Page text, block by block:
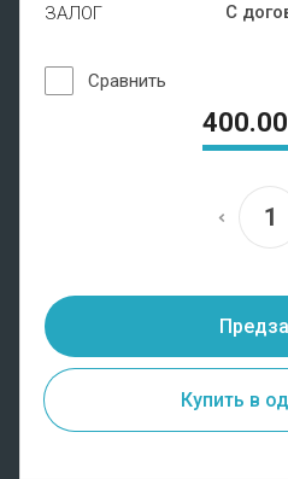
400.00
Купить в
ЗАЛОГ С
Сравнить